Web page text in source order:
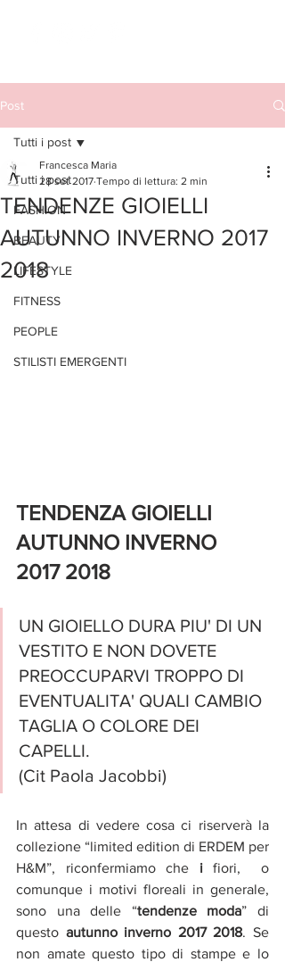
Post
Tutti i post
FASHION
BEAUTY
LIFESTYLE
FITNESS
PEOPLE
STILISTI EMERGENTI
Tutti i post
TENDENZE GIOIELLI
AUTUNNO INVERNO 2017
2018
Francesca Maria
28 set 2017 Tempo di lettura: 2 min
TENDENZA GIOIELLI
AUTUNNO INVERNO
2017 2018
UN GIOIELLO DURA PIU' DI UN
VESTITO E NON DOVETE
PREOCCUPARVI TROPPO DI
EVENTUALITA' QUALI CAMBIO
TAGLIA O COLORE DEI
CAPELLI.
(Cit Paola Jacobbi)
In attesa di vedere cosa ci riserverà la
collezione “limited edition di ERDEM per
H&M”, riconfermiamo che i fiori,  o
comunque i motivi floreali in generale,
sono una delle “tendenze moda” di
questo autunno inverno 2017 2018. Se
non amate questo tipo di stampe e lo